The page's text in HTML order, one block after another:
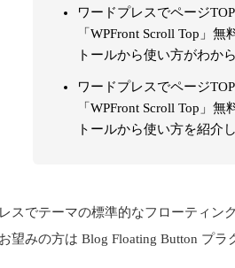
ワードプレスでページ
「WPFront Scroll Top」
トールから使い方がわか
ワードプレスでページ
「WPFront Scroll Top」
トールから使い方を紹介し
スでテーマの標準的なフローティン
望みの方は Blog Floating Button プラ